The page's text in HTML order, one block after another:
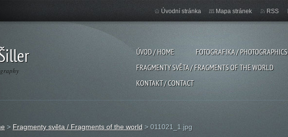
ÚVOD / HOME FOTOGRAFIKA / PHOTOGRAPHICS
FRAGMENTY SVĚTA / FRAGMENTS OF THE WORLD
KONTAKT / CONTACT
Úvodní stránka Mapa stránek RSS
> Fragmenty světa / Fragments of the world >011021_1.jpg